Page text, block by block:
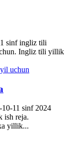
sinf ingliz tili
Ingliz tili yillik
11 sinf 2024
ish reja.
yillik...